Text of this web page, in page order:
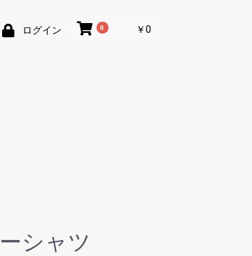
ログイン 0 ￥0
シャツ